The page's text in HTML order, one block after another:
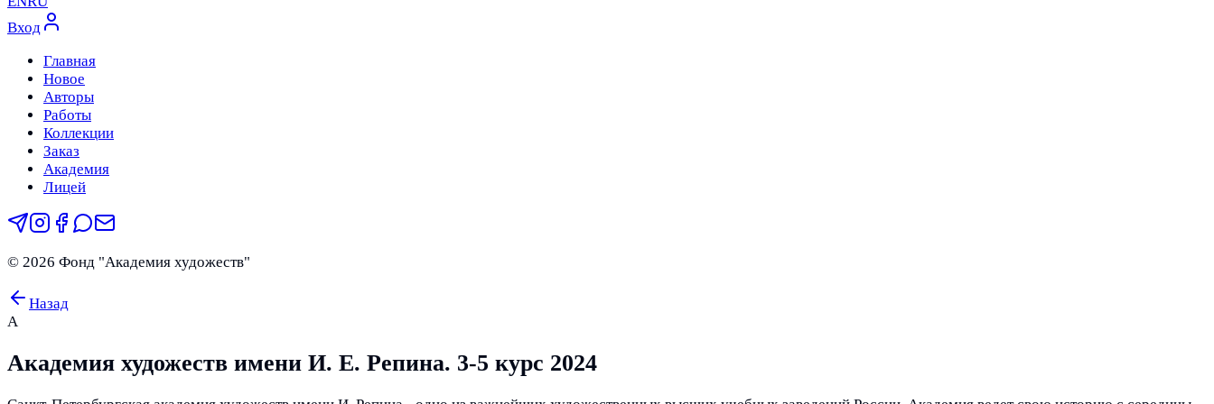
Вход
Главная
Новое
Авторы
Работы
Коллекции
Заказ
Академия
Лицей
© 2026 Фонд "Академия художеств"
Назад
А
Академия художеств имени И. Е. Репина. 3-5 курс 2024